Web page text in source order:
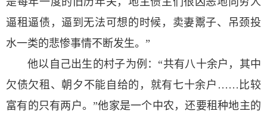
逼租逼债，逼到无法可想的时候，卖妻鬻子、吊颈投
水一类的悲惨事情不断发生。”
他以自己出生的村子为例：“共有八十余户，其中
欠债欠租、朝夕不能自给的，就有七十余户……比较
富有的只有两户。”他家是一个中农，还要租种地主的